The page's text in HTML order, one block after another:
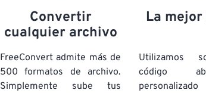
Convertir
cualquier archivo
FreeConvert admite más de
500 formatos de archivo.
Simplemente sube tus
La
Utilizamos
código